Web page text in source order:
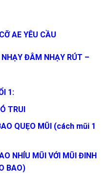
AE YÊU CẦU
ĐÂM NHẠY RÚT –
1:
TRUI
QUẸO MŨI (cách mũi 1
NHÍU MŨI VỚI MŨI ĐINH
BAO)